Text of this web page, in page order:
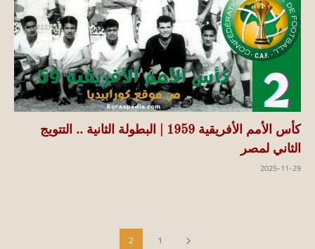
كأس الأمم الأفريقية 1959 | البطولة الثانية .. التتويج
الثاني لمصر
2025-11-29
1
2